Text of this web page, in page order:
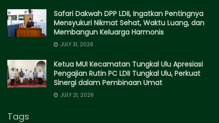
Safari Dakwah DPP LDII, Ingatkan Pentingnya
Mensyukuri Nikmat Sehat, Waktu Luang, dan
Membangun Keluarga Harmonis
JULY 31, 2026
Ketua MUI Kecamatan Tungkal Ulu Apresiasi
Pengajian Rutin PC LDII Tungkal Ulu, Perkuat
Sinergi dalam Pembinaan Umat
JULY 21, 2026
Tags